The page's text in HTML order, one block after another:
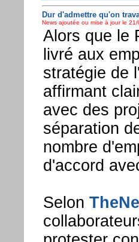
Dur d'admettre qu'on
News ajoutée ou mise à jour le
Alors que le
livré aux
stratégie de
affirmant
avec des
séparation
nombre
d'accord
Selon